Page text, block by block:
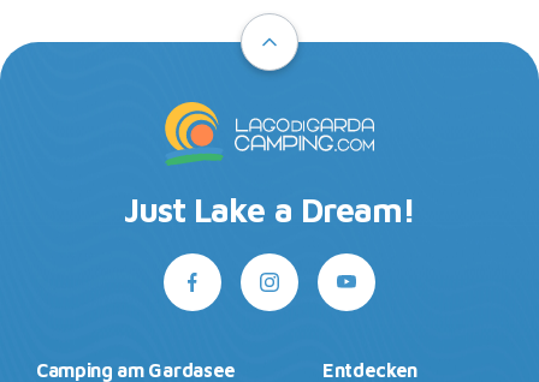
Just Lake a Dream!
Camping am Gardasee Entdecken